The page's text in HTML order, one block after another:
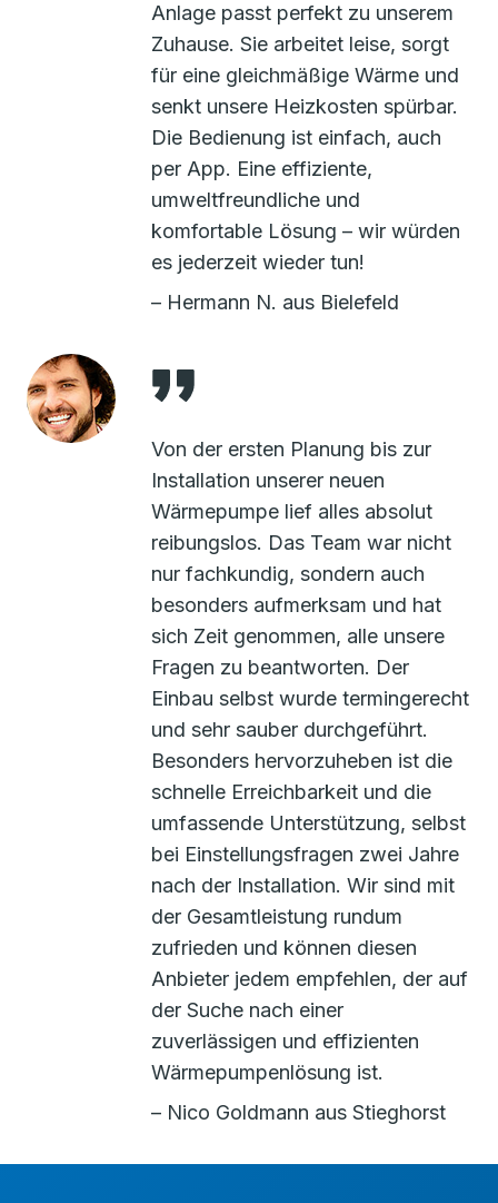
Anlage passt perfekt zu unserem
Zuhause. Sie arbeitet leise, sorgt
für eine gleichmäßige Wärme und
senkt unsere Heizkosten spürbar.
Die Bedienung ist einfach, auch
per App. Eine effiziente,
umweltfreundliche und
komfortable Lösung – wir würden
es jederzeit wieder tun!
– Hermann N. aus Bielefeld
Von der ersten Planung bis zur
Installation unserer neuen
Wärmepumpe lief alles absolut
reibungslos. Das Team war nicht
nur fachkundig, sondern auch
besonders aufmerksam und hat
sich Zeit genommen, alle unsere
Fragen zu beantworten. Der
Einbau selbst wurde termingerecht
und sehr sauber durchgeführt.
Besonders hervorzuheben ist die
schnelle Erreichbarkeit und die
umfassende Unterstützung, selbst
bei Einstellungsfragen zwei Jahre
nach der Installation. Wir sind mit
der Gesamtleistung rundum
zufrieden und können diesen
Anbieter jedem empfehlen, der auf
der Suche nach einer
zuverlässigen und effizienten
Wärmepumpenlösung ist.
– Nico Goldmann aus Stieghorst